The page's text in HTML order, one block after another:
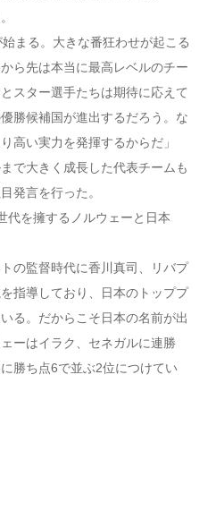
まる。大きな番狂わせが起こる
ら先は本当に最高レベルのチー
スター選手たちは期待に応えて
勝候補国が進出するだろう。な
高い実力を発揮するからだ」
で大きく成長した代表チームも
発言を行った。
代を擁するノルウェーと日本
の監督時代に香川真司、リバプ
指導しており、日本のトッププ
る。だからこそ日本の名前が出
ーはイラク、セネガルに連勝
勝ち点6で並ぶ2位につけてい